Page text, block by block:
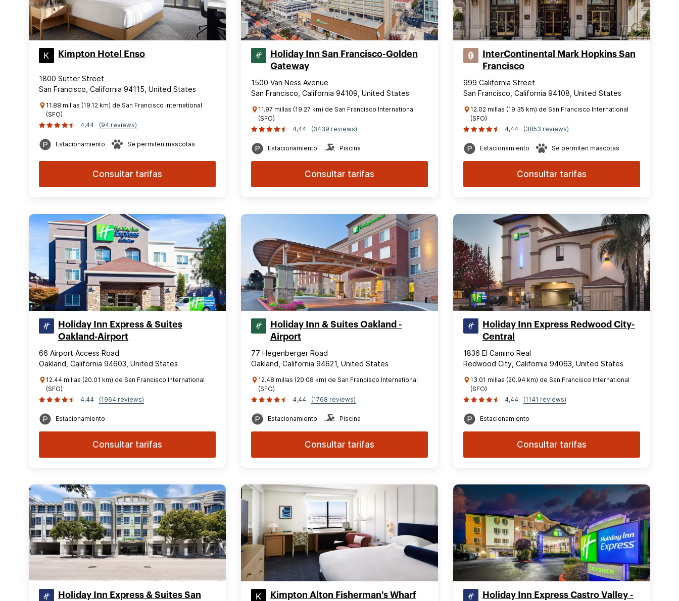
Kimpton Hotel Enso
1800 Sutter Street
San Francisco, California 94115, United States
11.88 millas (19.12 km) de San Francisco International
(SFO)
4,44
(94 reviews)
Estacionamiento Se permiten mascotas
Consultar tarifas
Holiday Inn San Francisco-Golden
Gateway
1500 Van Ness Avenue
San Francisco, California 94109, United States
11.97 millas (19.27 km) de San Francisco International
(SFO)
4,44
(3439 reviews)
Estacionamiento Piscina
Consultar tarifas
InterContinental Mark Hopkins San
Francisco
999 California Street
San Francisco, California 94108, United States
12.02 millas (19.35 km) de San Francisco International
(SFO)
4,44
(3853 reviews)
Estacionamiento Se permiten mascotas
Consultar tarifas
Holiday Inn Express & Suites
Oakland-Airport
66 Airport Access Road
Oakland, California 94603, United States
12.44 millas (20.01 km) de San Francisco International
(SFO)
4,44
(1964 reviews)
Estacionamiento
Consultar tarifas
Holiday Inn & Suites Oakland -
Airport
77 Hegenberger Road
Oakland, California 94621, United States
12.48 millas (20.08 km) de San Francisco International
(SFO)
4,44
(1768 reviews)
Estacionamiento Piscina
Consultar tarifas
Holiday Inn Express Redwood City-
Central
1836 El Camino Real
Redwood City, California 94063, United States
13.01 millas (20.94 km) de San Francisco International
(SFO)
4,44
(1141 reviews)
Estacionamiento
Consultar tarifas
Holiday Inn Express & Suites San Kimpton Alton Fisherman's Wharf Holiday Inn Express Castro Valley -